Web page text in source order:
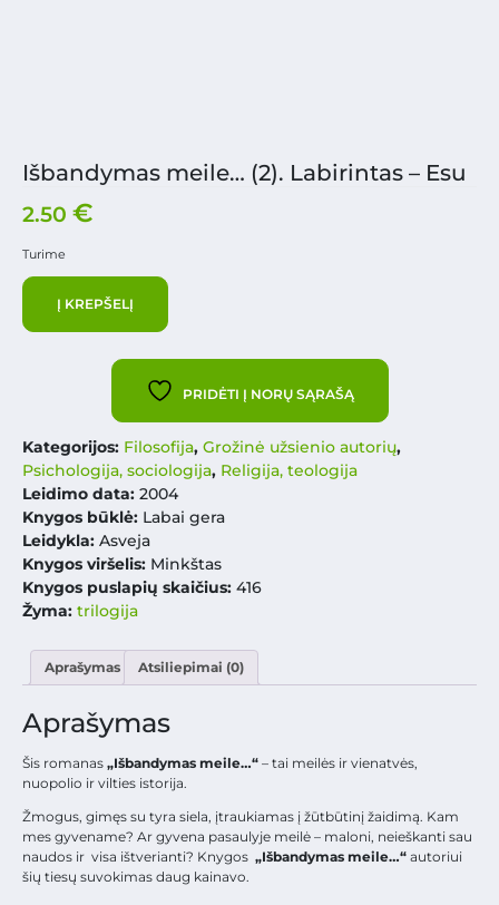
Išbandymas meile… (2). Labirintas – Esu
2.50 €
Turime
Į KREPŠELĮ
PRIDĖTI Į NORŲ SĄRAŠĄ
Kategorijos: Filosofija, Grožinė užsienio autorių,
Psichologija, sociologija, Religija, teologija
Leidimo data: 2004
Knygos būklė: Labai gera
Leidykla: Asveja
Knygos viršelis: Minkštas
Knygos puslapių skaičius: 416
Žyma: trilogija
Aprašymas Atsiliepimai (0)
Aprašymas
Šis romanas „Išbandymas meile…“ – tai meilės ir vienatvės,
nuopolio ir vilties istorija.
Žmogus, gimęs su tyra siela, įtraukiamas į žūtbūtinį žaidimą. Kam
mes gyvename? Ar gyvena pasaulyje meilė – maloni, neieškanti sau
naudos ir visa ištverianti? Knygos „Išbandymas meile…“ autoriui
šių tiesų suvokimas daug kainavo.